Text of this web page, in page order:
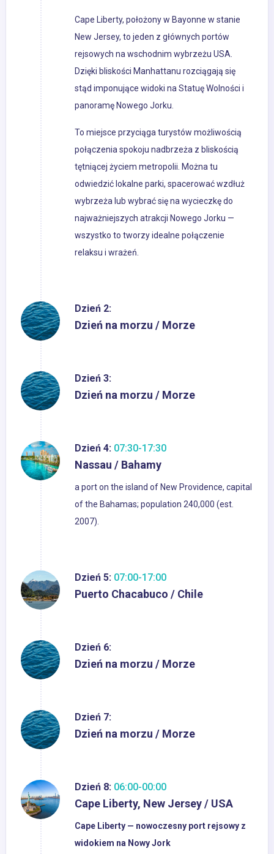
Cape Liberty, położony w Bayonne w stanie
New Jersey, to jeden z głównych portów
rejsowych na wschodnim wybrzeżu USA.
Dzięki bliskości Manhattanu rozciągają się
stąd imponujące widoki na Statuę Wolności i
panoramę Nowego Jorku.
To miejsce przyciąga turystów możliwością
połączenia spokoju nadbrzeża z bliskością
tętniącej życiem metropolii. Można tu
odwiedzić lokalne parki, spacerować wzdłuż
wybrzeża lub wybrać się na wycieczkę do
najważniejszych atrakcji Nowego Jorku —
wszystko to tworzy idealne połączenie
relaksu i wrażeń.
Dzień 2:
Dzień na morzu / Morze
Dzień 3:
Dzień na morzu / Morze
Dzień 4: 07:30-17:30
Nassau / Bahamy
a port on the island of New Providence, capital
of the Bahamas; population 240,000 (est.
2007).
Dzień 5: 07:00-17:00
Puerto Chacabuco / Chile
Dzień 6:
Dzień na morzu / Morze
Dzień 7:
Dzień na morzu / Morze
Dzień 8: 06:00-00:00
Cape Liberty, New Jersey / USA
Cape Liberty — nowoczesny port rejsowy z
widokiem na Nowy Jork